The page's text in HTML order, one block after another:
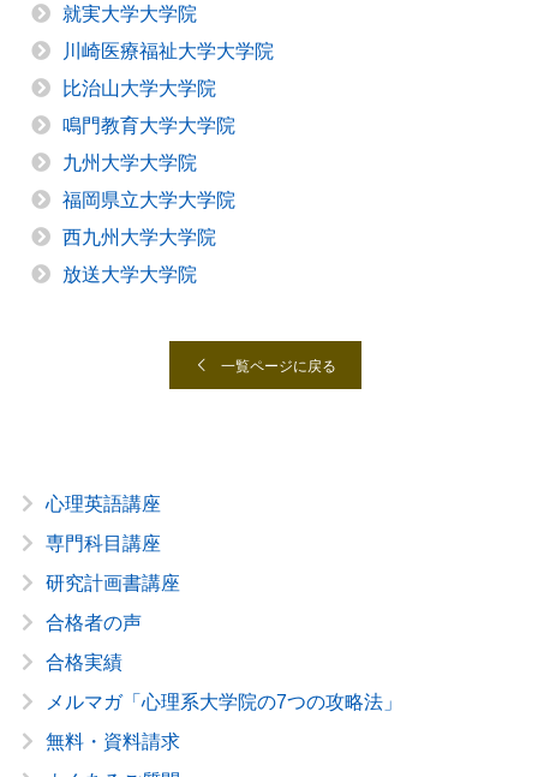
就実大学大学院
川崎医療福祉大学大学院
比治山大学大学院
鳴門教育大学大学院
九州大学大学院
福岡県立大学大学院
西九州大学大学院
放送大学大学院
一覧ページに戻る
心理英語講座
専門科目講座
研究計画書講座
合格者の声
合格実績
メルマガ「心理系大学院の7つの攻略法」
無料・資料請求